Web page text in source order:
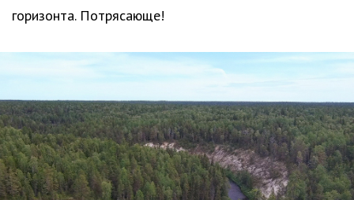
горизонта. Потрясающе!